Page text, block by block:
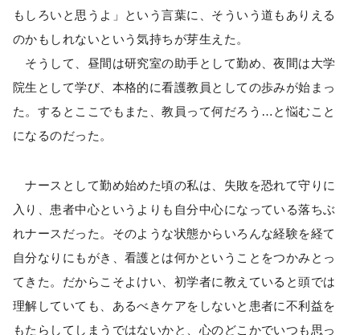
もしろいと思うよ」という言葉に、そういう道もありえる
のかもしれないという気持ちが芽生えた。
そうして、昼間は研究室の助手として勤め、夜間は大学
院生として学び、本格的に看護教員としての歩みが始まっ
た。するとここでもまた、教員って何だろう…と悩むこと
になるのだった。
ナースとして勤め始めた頃の私は、失敗を恐れて守りに
入り、患者中心というよりも自分中心になっている落ちぶ
れナースだった。そのような状態からいろんな経験を経て
自分なりにもがき、看護とは何かということをつかみとっ
てきた。だからこそよけい、初学者に教えていると頭では
理解していても、あるべきケアをしないと患者に不利益を
もたらしてしまうではないかと、心のどこかでいつも思っ